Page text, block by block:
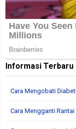
Informasi Terbaru
Cara Mengobati
Cara Mengganti